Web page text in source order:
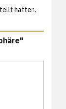
hatten.